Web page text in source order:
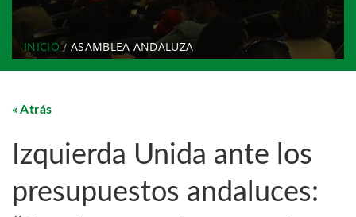
INICIO ASAMBLEA ANDALUZA
Atrás
Izquierda Unida ante los
presupuestos andaluces: